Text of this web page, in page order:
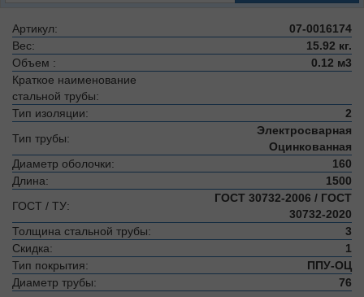
Артикул:
07-0016174
Вес:
15.92 кг.
Объем :
0.12 м3
Краткое наименование
стальной трубы:
Тип изоляции:
2
Тип трубы:
Электросварная
Оцинкованная
Диаметр оболочки:
160
Длина:
1500
ГОСТ / ТУ:
ГОСТ 30732-2006 / ГОСТ
30732-2020
Толщина стальной трубы:
3
Скидка:
1
Тип покрытия:
ППУ-ОЦ
Диаметр трубы:
76